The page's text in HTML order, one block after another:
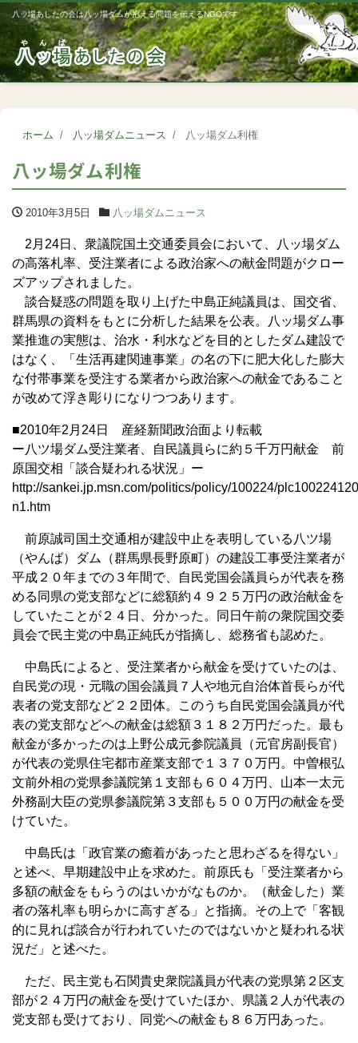
八ッ場あしたの会は八ッ場ダムが抱える問題を伝えるNGOです
ホーム 八ッ場ダムニュース 八ッ場ダム利権
八ッ場ダム利権
2010年3月5日 八ッ場ダムニュース
2月24日、衆議院国土交通委員会において、八ッ場ダム
の高落札率、受注業者による政治家への献金問題がクロー
ズアップされました。
談合疑惑の問題を取り上げた中島正純議員は、国交省、
群馬県の資料をもとに分析した結果を公表。八ッ場ダム事
業推進の実態は、治水・利水などを目的としたダム建設で
はなく、「生活再建関連事業」の名の下に肥大化した膨大
な付帯事業を受注する業者から政治家への献金であること
が改めて浮き彫りになりつつあります。
■2010年2月24日 産経新聞政治面より転載
ー八ツ場ダム受注業者、自民議員らに約５千万円献金 前
原国交相「談合疑われる状況」ー
http://sankei.jp.msn.com/politics/policy/100224/
n1.htm
前原誠司国土交通相が建設中止を表明している八ツ場
（やんば）ダム（群馬県長野原町）の建設工事受注業者が
平成２０年までの３年間で、自民党国会議員らが代表を務
める同県の党支部などに総額約４９２５万円の政治献金を
していたことが２４日、分かった。同日午前の衆院国交委
員会で民主党の中島正純氏が指摘し、総務省も認めた。
中島氏によると、受注業者から献金を受けていたのは、
自民党の現・元職の国会議員７人や地元自治体首長らが代
表者の党支部など２２団体。このうち自民党国会議員が代
表の党支部などへの献金は総額３１８２万円だった。最も
献金が多かったのは上野公成元参院議員（元官房副長官）
が代表の党県住宅都市産業支部で１３７０万円。中曽根弘
文前外相の党県参議院第１支部も６０４万円、山本一太元
外務副大臣の党県参議院第３支部も５００万円の献金を受
けていた。
中島氏は「政官業の癒着があったと思わざるを得ない」
と述べ、早期建設中止を求めた。前原氏も「受注業者から
多額の献金をもらうのはいかがなものか。（献金した）業
者の落札率も明らかに高すぎる」と指摘。その上で「客観
的に見れば談合が行われていたのではないかと疑われる状
況だ」と述べた。
ただ、民主党も石関貴史衆院議員が代表の党県第２区支
部が２４万円の献金を受けていたほか、県議２人が代表の
党支部も受けており、同党への献金も８６万円あった。